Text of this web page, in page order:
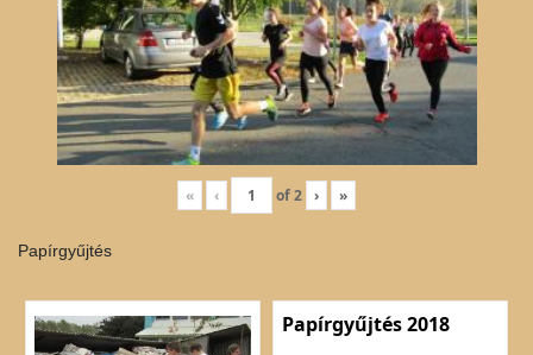
« ‹ of2 › »
Papírgyűjtés
Papírgyűjtés 2018